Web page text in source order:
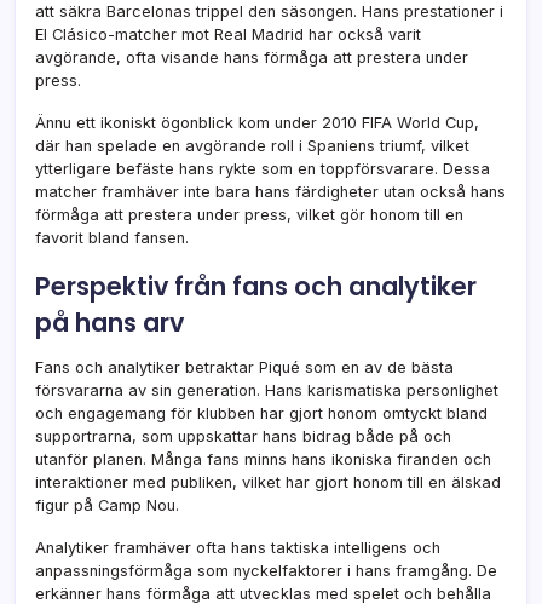
att säkra Barcelonas trippel den säsongen. Hans prestationer i
El Clásico-matcher mot Real Madrid har också varit
avgörande, ofta visande hans förmåga att prestera under
press.
Ännu ett ikoniskt ögonblick kom under 2010 FIFA World Cup,
där han spelade en avgörande roll i Spaniens triumf, vilket
ytterligare befäste hans rykte som en toppförsvarare. Dessa
matcher framhäver inte bara hans färdigheter utan också hans
förmåga att prestera under press, vilket gör honom till en
favorit bland fansen.
Perspektiv från fans och analytiker
på hans arv
Fans och analytiker betraktar Piqué som en av de bästa
försvararna av sin generation. Hans karismatiska personlighet
och engagemang för klubben har gjort honom omtyckt bland
supportrarna, som uppskattar hans bidrag både på och
utanför planen. Många fans minns hans ikoniska firanden och
interaktioner med publiken, vilket har gjort honom till en älskad
figur på Camp Nou.
Analytiker framhäver ofta hans taktiska intelligens och
anpassningsförmåga som nyckelfaktorer i hans framgång. De
erkänner hans förmåga att utvecklas med spelet och behålla